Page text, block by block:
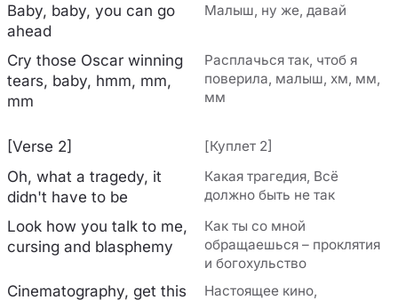
Baby, baby, you can go
ahead
Малыш, ну же, давай
Cry those Oscar winning
tears, baby, hmm, mm,
mm
Расплачься так, чтоб я
поверила, малыш, хм, мм,
мм
[Verse 2] [Куплет 2]
Oh, what a tragedy, it
didn't have to be
Какая трагедия, Всё
должно быть не так
Look how you talk to me,
cursing and blasphemy
Как ты со мной
обращаешься – проклятия
и богохульство
Cinematography, get this Настоящее кино,